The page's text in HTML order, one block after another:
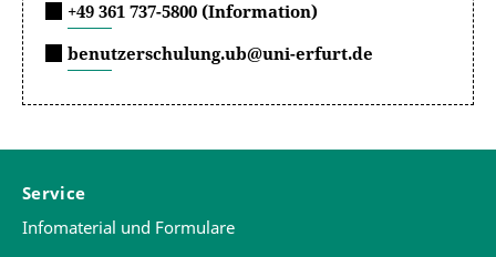
+49 361 737-5800 (Information)
benutzerschulung.ub@uni-erfurt.de
Service
Infomaterial und Formulare